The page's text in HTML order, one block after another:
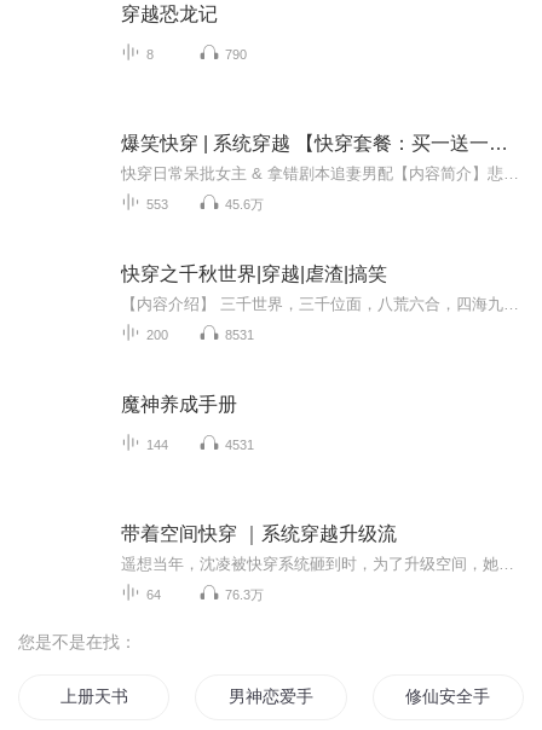
穿越恐龙记
8 790
爆笑快穿 | 系统穿越 【快穿套餐：买一送一的男配】
553 45.6万
快穿之千秋世界|穿越|虐渣|搞笑
200 8531
魔神养成手册
144 4531
带着空间快穿 ｜系统穿越升级流
64 76.3万
您是不是在找：
上册天书 男神恋爱手册 修仙安全手册